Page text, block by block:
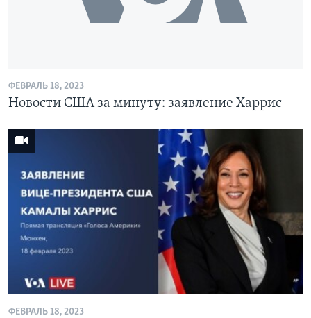
ФЕВРАЛЬ 18, 2023
Новости США за минуту: заявление Харрис
ФЕВРАЛЬ 18, 2023